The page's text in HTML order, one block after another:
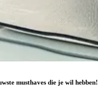
musthaves die je wil hebben!